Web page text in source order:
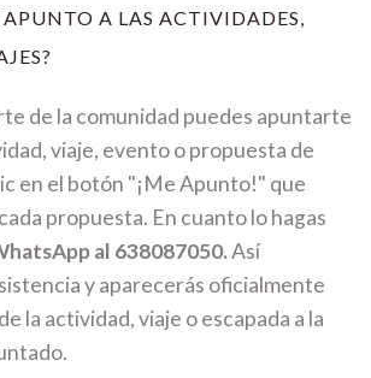
A LAS ACTIVIDADES,
de la comunidad puedes apuntarte
viaje, evento o propuesta de
en el botón "¡Me Apunto!" que
propuesta. En cuanto lo hagas
al 638087050.Así
y aparecerás oficialmente
la actividad, viaje o escapada a la